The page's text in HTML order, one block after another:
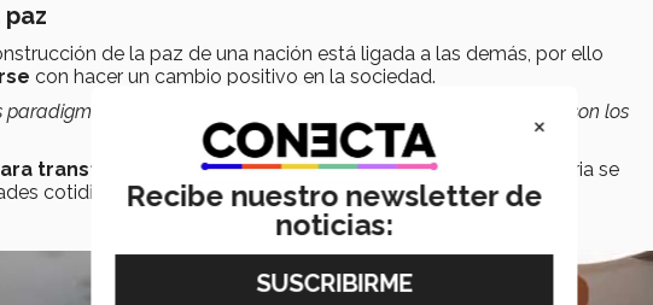
de la paz de una nación está ligada a las demás, por ello
con hacer un cambio positivo en la sociedad.
y hacer que los sueños se vuelvan realidad; ustedes son los
transformar es la inspiración. Compartió que su trayectoria se
cotidianas, lo que le permitió aprender y mejorar.
×
Recibe nuestro newsletter de
noticias: